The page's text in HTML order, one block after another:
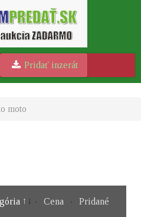
Pridať inzerát
moto
Cena Pridané